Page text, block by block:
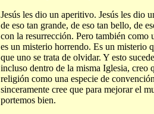
Jesús les dio un aperitivo. Jesús les dio
de eso tan grande, de eso tan bello, de
con la resurrección. Pero también como
es un misterio horrendo. Es un misterio
que uno se trata de olvidar. Y esto
incluso dentro de la misma Iglesia, creo
religión como una especie de
sinceramente cree que para mejorar el
portemos bien.